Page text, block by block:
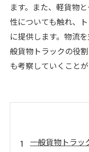
ます。また、軽貨物
性についても触れ、
に提供します。物流
般貨物トラックの役
も考察していくことが
一般貨物トラッ